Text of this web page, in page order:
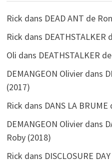
Rick dans DEAD ANT de
Rick dans
Oli dans DEATHSTALKER
DEMANGEON Olivierdans
(2017)
Rick dans DANS LA
DEMANGEON Olivierdans
Roby (2018)
Rick dans DISCLOSURE